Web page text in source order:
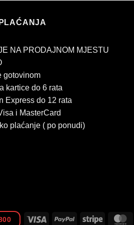
NA PRODAJNOM MJESTU
gotovinom
kartice do 6 rata
Express do 12 rata
i MasterCard
plaćanje ( po ponudi)
Visa PayPal Stripe